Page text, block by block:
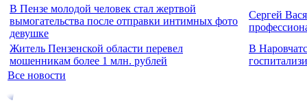
В Пензе молодой человек стал жертвой
вымогательства после отправки интимных фото
девушке
Сергей
Житель Пензенской области перевел
мошенникам более 1 млн. рублей
В
Все новости